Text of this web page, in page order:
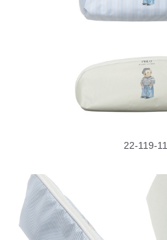
22-119-